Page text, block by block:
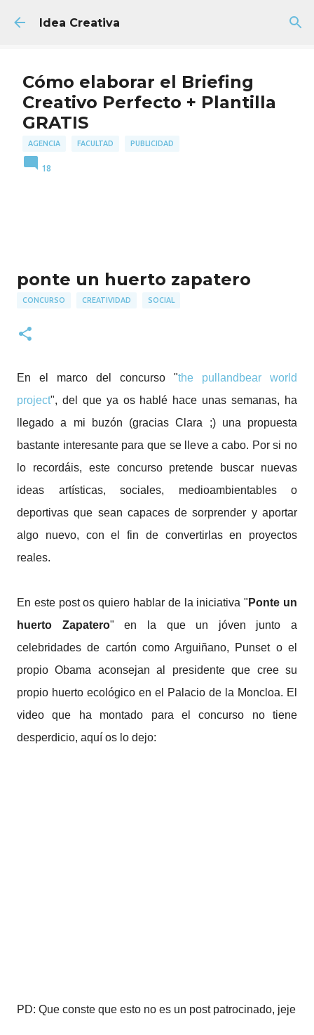
Ir al contenido principal
Idea Creativa
Cómo elaborar el Briefing
Creativo Perfecto + Plantilla
GRATIS
AGENCIA FACULTAD PUBLICIDAD
18
ponte un huerto zapatero
CONCURSO CREATIVIDAD SOCIAL
En el marco del concurso "the pullandbear world
project", del que ya os hablé hace unas semanas, ha
llegado a mi buzón (gracias Clara ;) una propuesta
bastante interesante para que se lleve a cabo. Por si no
lo recordáis, este concurso pretende buscar nuevas
ideas artísticas, sociales, medioambientables o
deportivas que sean capaces de sorprender y aportar
algo nuevo, con el fin de convertirlas en proyectos
reales.
En este post os quiero hablar de la iniciativa " Ponte un
huerto Zapatero" en la que un jóven junto a
celebridades de cartón como Arguiñano, Punset o el
propio Obama aconsejan al presidente que cree su
propio huerto ecológico en el Palacio de la Moncloa. El
video que ha montado para el concurso no tiene
desperdicio, aquí os lo dejo:
PD: Que conste que esto no es un post patrocinado, jeje